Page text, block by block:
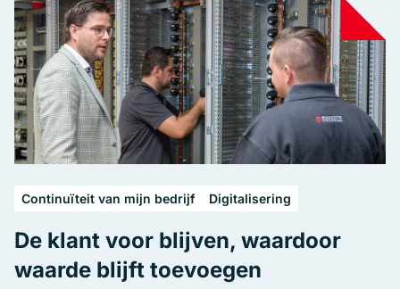
Continuïteit van mijn bedrijf Digitalisering
De klant voor blijven, waardoor
waarde blijft toevoegen